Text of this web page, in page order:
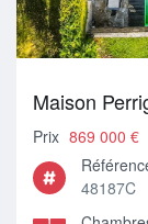
Maison
Prix 869 000 €
48187C